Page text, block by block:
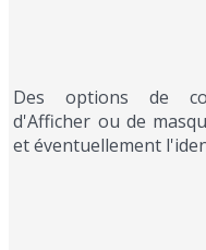
Des options de
d'Afficher ou de
et éventuellement